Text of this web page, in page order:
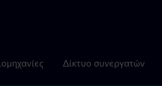
Δίκτυο συνεργατών